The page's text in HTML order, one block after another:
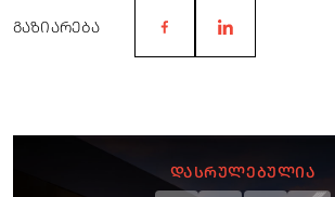
ᲒᲐᲖᲘᲐᲠᲔᲑᲐ
ᲓᲐᲡᲠᲣᲚᲔᲑᲣᲚᲘᲐ